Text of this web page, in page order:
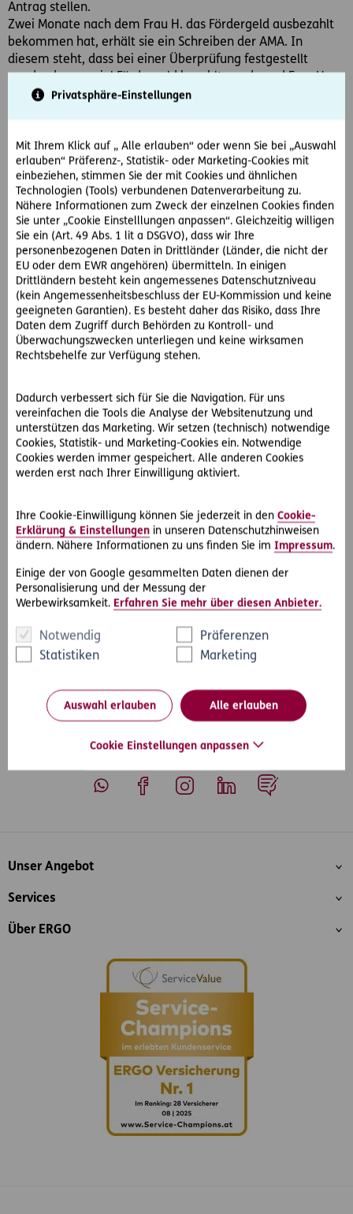
Privatsphäre-Einstellungen
Mit Ihrem Klick auf „ Alle erlauben“ oder wenn Sie bei „Auswahl
erlauben“ Präferenz-, Statistik- oder Marketing-Cookies mit
einbeziehen, stimmen Sie der mit Cookies und ähnlichen
Technologien (Tools) verbundenen Datenverarbeitung zu.
Nähere Informationen zum Zweck der einzelnen Cookies finden
Sie unter „Cookie Einstelllungen anpassen“. Gleichzeitig willigen
Sie ein (Art. 49 Abs. 1 lit a DSGVO), dass wir Ihre
personenbezogenen Daten in Drittländer (Länder, die nicht der
EU oder dem EWR angehören) übermitteln. In einigen
Drittländern besteht kein angemessenes Datenschutzniveau
(kein Angemessenheitsbeschluss der EU-Kommission und keine
geeigneten Garantien). Es besteht daher das Risiko, dass Ihre
Daten dem Zugriff durch Behörden zu Kontroll- und
Überwachungszwecken unterliegen und keine wirksamen
Rechtsbehelfe zur Verfügung stehen.
Dadurch verbessert sich für Sie die Navigation. Für uns
vereinfachen die Tools die Analyse der Websitenutzung und
unterstützen das Marketing. Wir setzen (technisch) notwendige
Cookies, Statistik- und Marketing-Cookies ein. Notwendige
Cookies werden immer gespeichert. Alle anderen Cookies
werden erst nach Ihrer Einwilligung aktiviert.
Ihre Cookie-Einwilligung können Sie jederzeit in den Cookie-
Erklärung & Einstellungen in unseren Datenschutzhinweisen
ändern. Nähere Informationen zu uns finden Sie im Impressum.
Einige der von Google gesammelten Daten dienen der
Personalisierung und der Messung der
Werbewirksamkeit. Erfahren Sie mehr über diesen Anbieter.
Notwendig
Präferenzen
Statistiken
Marketing
Auswahl erlauben Alle erlauben
Cookie Einstellungen anpassen
Antrag stellen.
Zwei Monate nach dem Frau H. das Fördergeld ausbezahlt
bekommen hat, erhält sie ein Schreiben der AMA. In
diesem steht, dass bei einer Überprüfung festgestellt
wurde, dass zu viel Fördergeld bezahlt wurde und Frau H.
einen Teil zurücküberweisen muss.
Die Landwirtin fällt aus allen Wolken. Immerhin hat sie das
Geld fix eingeplant. Sie versteht die Welt nicht mehr. Frau
H. wendet sich sofort an die Juristen des D.A.S.
RechtsService. Diese empfehlen der D.A.S. Kundin eine
erfahrene Partneranwältin in der Nähe ihres Bauernhofs.
Die Anwältin legt gegen die ungerechtfertigte
Rückforderung Bescheidbeschwerde beim
Bundesverwaltungsgericht ein. Schon bald darauf gibt es
gute Neuigkeiten: Der Beschwerde wurde stattgegeben
und Frau H. kann den gesamten Förderbetrag behalten. Die
Anwalts- und Verfahrenskosten übernimmt die D.A.S. für
sie.
inkludiert
Marianne H. ist umfassend durch den D.A.S.
Landwirtschafts-Rechtsschutz abgesichert. In ihrer
Absicherung ist auch der Förder-Rechtsschutz enthalten.
Agrarmarkt Austria und deckt die Kosten für Beschwerden
gegen die Entscheidung der AMA, den Vorlageantrag an
das Bundesverwaltungsgericht, für eine mündliche
dem Verwaltungs- oder Verfassungsgerichtshof.
#Rechtsfälle
Inhaltsübersicht
Unser Angebot
Services
Über ERGO